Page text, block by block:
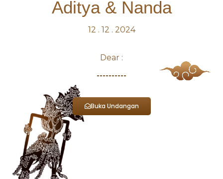
Aditya & Nanda
12 . 12 . 2024
Dear :
----------
Buka Undangan